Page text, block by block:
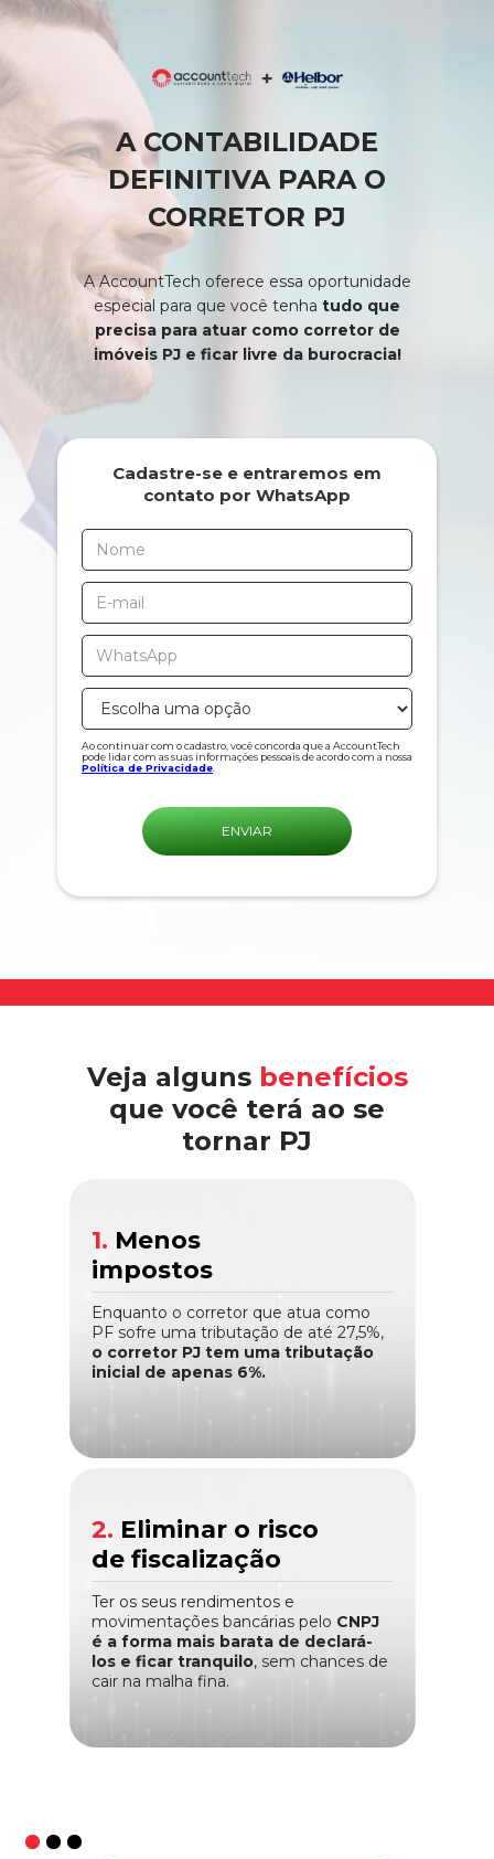
A CONTABILIDADE
DEFINITIVA PARA O
CORRETOR PJ
A AccountTech oferece essa oportunidade
especial para que você tenha tudo que
precisa para atuar como corretor de
imóveis PJ e ficar livre da burocracia!
Cadastre-se e entraremos em
contato por WhatsApp
Ao continuar com o cadastro, você concorda que a AccountTech
pode lidar com as suas informações pessoais de acordo com a nossa
Política de Privacidade.
Veja alguns benefícios
que você terá ao se
tornar PJ
1. Menos
impostos
Enquanto o corretor que atua como
PF sofre uma tributação de até 27,5%,
o corretor PJ tem uma tributação
inicial de apenas 6%.
2. Eliminar o risco
de fiscalização
Ter os seus rendimentos e
movimentações bancárias pelo CNPJ
é a forma mais barata de declará-
los e ficar tranquilo, sem chances de
cair na malha fina.